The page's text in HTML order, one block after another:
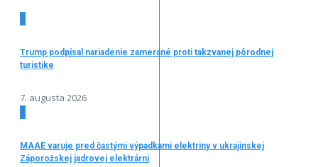
1
Trump podpísal nariadenie zamerané proti takzvanej pôrodnej
turistike
7. augusta 2026
2
MAAE varuje pred častými výpadkami elektriny v ukrajinskej
Záporožskej jadrovej elektrárni